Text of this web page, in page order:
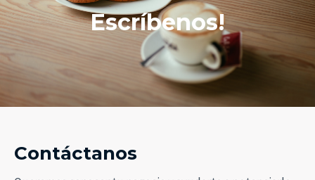
Escríbenos!
Contáctanos